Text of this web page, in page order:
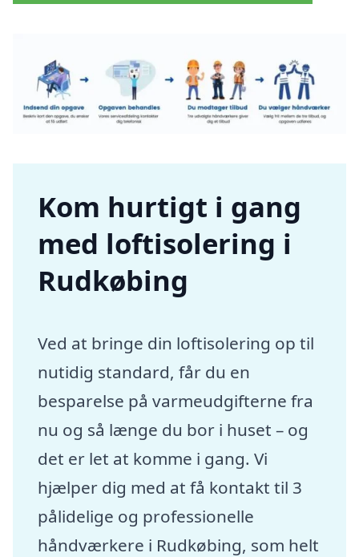
Kom hurtigt i gang
med loftisolering i
Rudkøbing
Ved at bringe din loftisolering op til
nutidig standard, får du en
besparelse på varmeudgifterne fra
nu og så længe du bor i huset – og
det er let at komme i gang. Vi
hjælper dig med at få kontakt til 3
pålidelige og professionelle
håndværkere i Rudkøbing, som helt